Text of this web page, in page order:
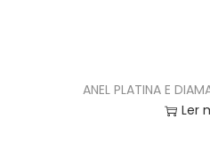
ANEL PLATINA E
Ler